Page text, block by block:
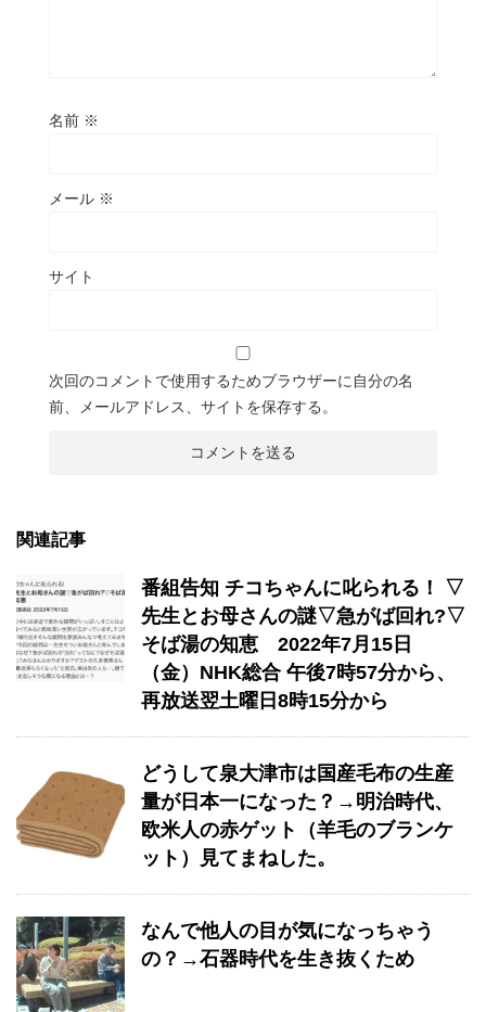
名前 ※
メール ※
サイト
次回のコメントで使用するためブラウザーに自分の名
前、メールアドレス、サイトを保存する。
関連記事
番組告知 チコちゃんに叱られる！ ▽
先生とお母さんの謎▽急がば回れ?▽
そば湯の知恵 2022年7月15日
（金）NHK総合 午後7時57分から、
再放送翌土曜日8時15分から
どうして泉大津市は国産毛布の生産
量が日本一になった？→明治時代、
欧米人の赤ゲット（羊毛のブランケ
ット）見てまねした。
なんで他人の目が気になっちゃう
の？→石器時代を生き抜くため